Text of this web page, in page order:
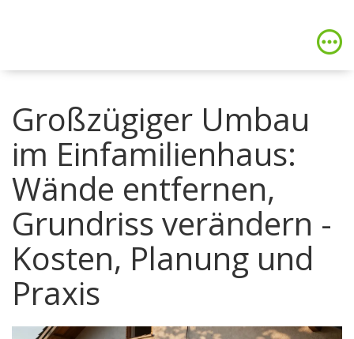
Großzügiger Umbau
im Einfamilienhaus:
Wände entfernen,
Grundriss verändern -
Kosten, Planung und
Praxis